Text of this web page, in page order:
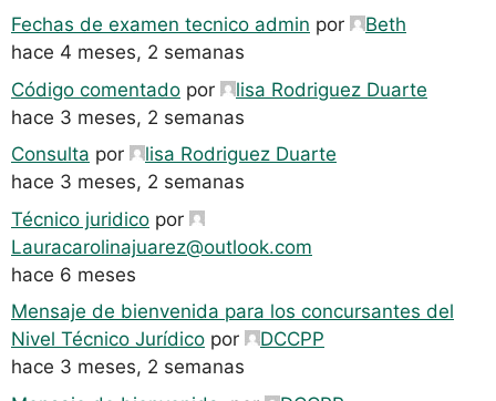
Fechas de examen tecnico admin por
Beth
hace 4 meses, 2 semanas
Código comentado por
lisa Rodriguez Duarte
hace 3 meses, 2 semanas
Consulta por
lisa Rodriguez Duarte
hace 3 meses, 2 semanas
Técnico juridico por
Lauracarolinajuarez@outlook.com
hace 6 meses
Mensaje de bienvenida para los concursantes del
Nivel Técnico Jurídico por
DCCPP
hace 3 meses, 2 semanas